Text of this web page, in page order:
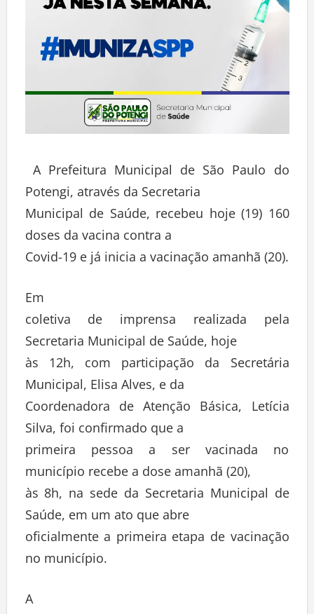
A Prefeitura Municipal de São Paulo do
Potengi, através da Secretaria
Municipal de Saúde, recebeu hoje (19) 160
doses da vacina contra a
Covid-19 e já inicia a vacinação amanhã (20).
Em
coletiva de imprensa realizada pela
Secretaria Municipal de Saúde, hoje
às 12h, com participação da Secretária
Municipal, Elisa Alves, e da
Coordenadora de Atenção Básica, Letícia
Silva, foi confirmado que a
primeira pessoa a ser vacinada no
município recebe a dose amanhã (20),
às 8h, na sede da Secretaria Municipal de
Saúde, em um ato que abre
oficialmente a primeira etapa de vacinação
no município.
A